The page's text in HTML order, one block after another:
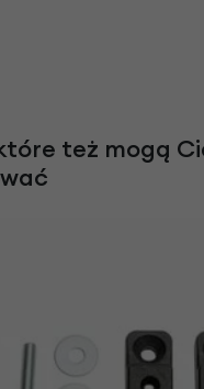
też mogą